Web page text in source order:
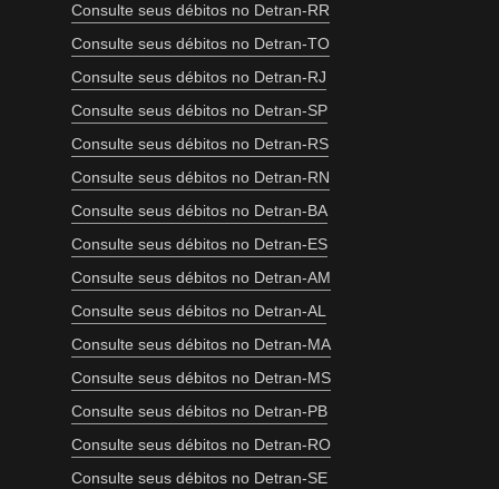
Consulte seus débitos no Detran-RR
Consulte seus débitos no Detran-TO
Consulte seus débitos no Detran-RJ
Consulte seus débitos no Detran-SP
Consulte seus débitos no Detran-RS
Consulte seus débitos no Detran-RN
Consulte seus débitos no Detran-BA
Consulte seus débitos no Detran-ES
Consulte seus débitos no Detran-AM
Consulte seus débitos no Detran-AL
Consulte seus débitos no Detran-MA
Consulte seus débitos no Detran-MS
Consulte seus débitos no Detran-PB
Consulte seus débitos no Detran-RO
Consulte seus débitos no Detran-SE